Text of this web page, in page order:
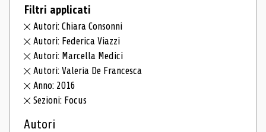
Filtri applicati
Autori: Chiara Consonni
Autori: Federica Viazzi
Autori: Marcella Medici
Autori: Valeria De Francesca
Anno: 2016
Sezioni: Focus
Autori